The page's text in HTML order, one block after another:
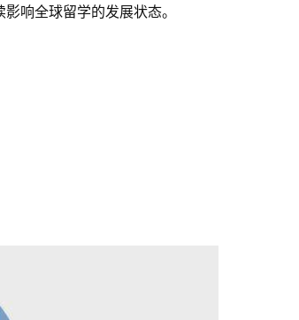
响全球留学的发展状态。